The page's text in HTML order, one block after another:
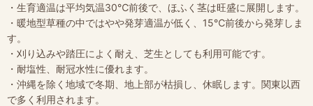
・生育適温は平均気温30℃前後で、ほふく茎は旺盛に展開します。
・暖地型草種の中ではやや発芽適温が低く、15℃前後から発芽しま
す。
・刈り込みや踏圧によく耐え、芝生としても利用可能です。
・耐塩性、耐冠水性に優れます。
・沖縄を除く地域で冬期、地上部が枯損し、休眠します。関東以西
で多く利用されます。